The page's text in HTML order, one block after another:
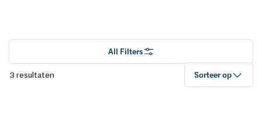
All Filters
3 resultaten Sorteer op